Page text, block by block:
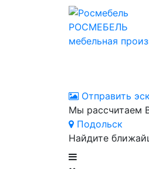
РОСМЕБЕЛЬ
мебельная
Отправить
Мы рассчитаем
Подольск
Найдите